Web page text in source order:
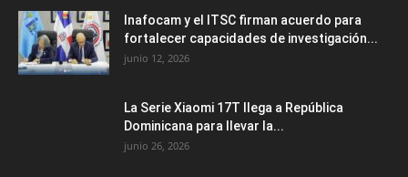
Inafocam y el ITSC firman acuerdo para
fortalecer capacidades de investigación...
junio 12, 2026
La Serie Xiaomi 17T llega a República
Dominicana para llevar la...
junio 26, 2026